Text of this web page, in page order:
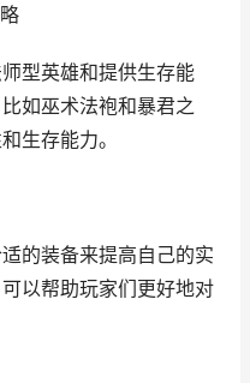
型英雄和提供生存能
如巫术法袍和暴君之
生存能力。
的装备来提高自己的实
以帮助玩家们更好地对